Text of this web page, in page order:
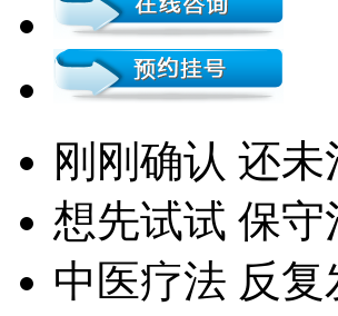
刚刚确认 还未
想先试试 保守
中医疗法 反复